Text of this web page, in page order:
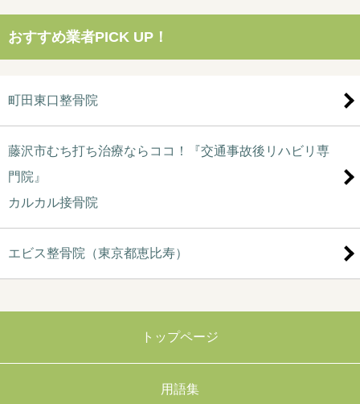
おすすめ業者PICK UP！
町田東口整骨院
藤沢市むち打ち治療ならココ！『交通事故後リハビリ専
門院』
カルカル接骨院
エビス整骨院（東京都恵比寿）
トップページ
用語集